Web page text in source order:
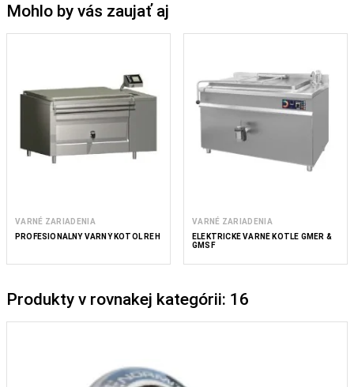
Mohlo by vás zaujať aj
VARNÉ ZARIADENIA
PROFESIONÁLNY VARNÝ KOTOL REH
VARNÉ ZARIADENIA
ELEKTRICKÉ VARNÉ KOTLE GMER &
GMSF
Produkty v rovnakej kategórii: 16